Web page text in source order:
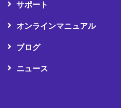
サポート
オンラインマニュアル
ブログ
ニュース